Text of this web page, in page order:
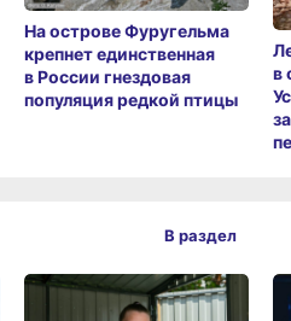
На острове Фуругельма
крепнет единственная
в России гнездовая
популяция редкой птицы
в
В раздел